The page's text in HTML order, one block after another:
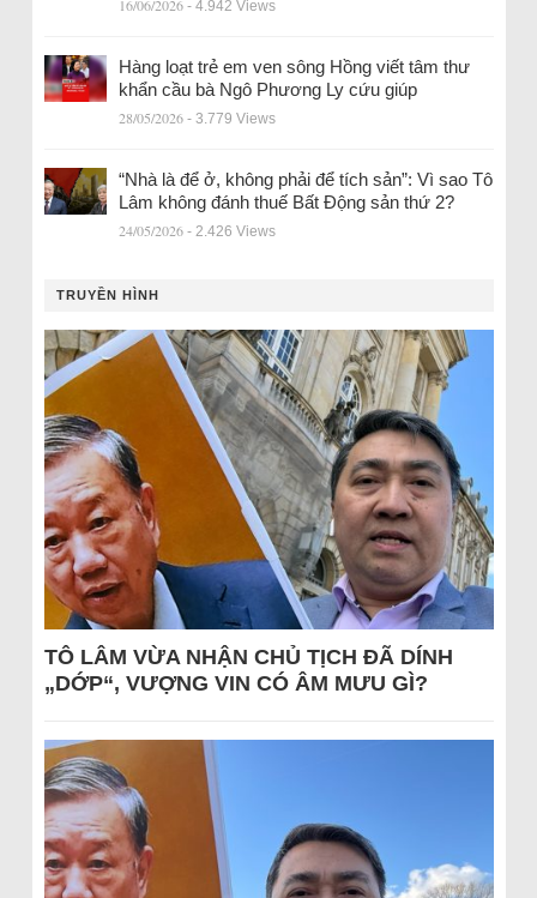
16/06/2026 - 4.942 Views
Hàng loạt trẻ em ven sông Hồng viết tâm thư
khẩn cầu bà Ngô Phương Ly cứu giúp
28/05/2026 - 3.779 Views
“Nhà là để ở, không phải để tích sản”: Vì sao Tô
Lâm không đánh thuế Bất Động sản thứ 2?
24/05/2026 - 2.426 Views
TRUYỀN HÌNH
TÔ LÂM VỪA NHẬN CHỦ TỊCH ĐÃ DÍNH
„DỚP“, VƯỢNG VIN CÓ ÂM MƯU GÌ?